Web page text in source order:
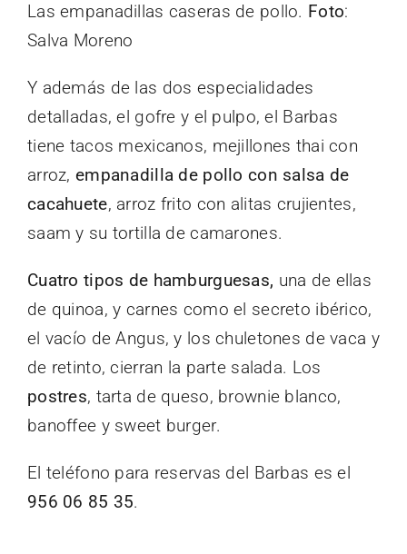
Las empanadillas caseras de pollo. Foto:
Salva Moreno
Y además de las dos especialidades
detalladas, el gofre y el pulpo, el Barbas
tiene tacos mexicanos, mejillones thai con
arroz, empanadilla de pollo con salsa de
cacahuete, arroz frito con alitas crujientes,
saam y su tortilla de camarones.
Cuatro tipos de hamburguesas, una de ellas
de quinoa, y carnes como el secreto ibérico,
el vacío de Angus, y los chuletones de vaca y
de retinto, cierran la parte salada. Los
postres, tarta de queso, brownie blanco,
banoffee y sweet burger.
El teléfono para reservas del Barbas es el
956 06 85 35.